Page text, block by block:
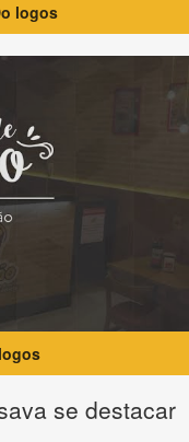
logos
se destacar